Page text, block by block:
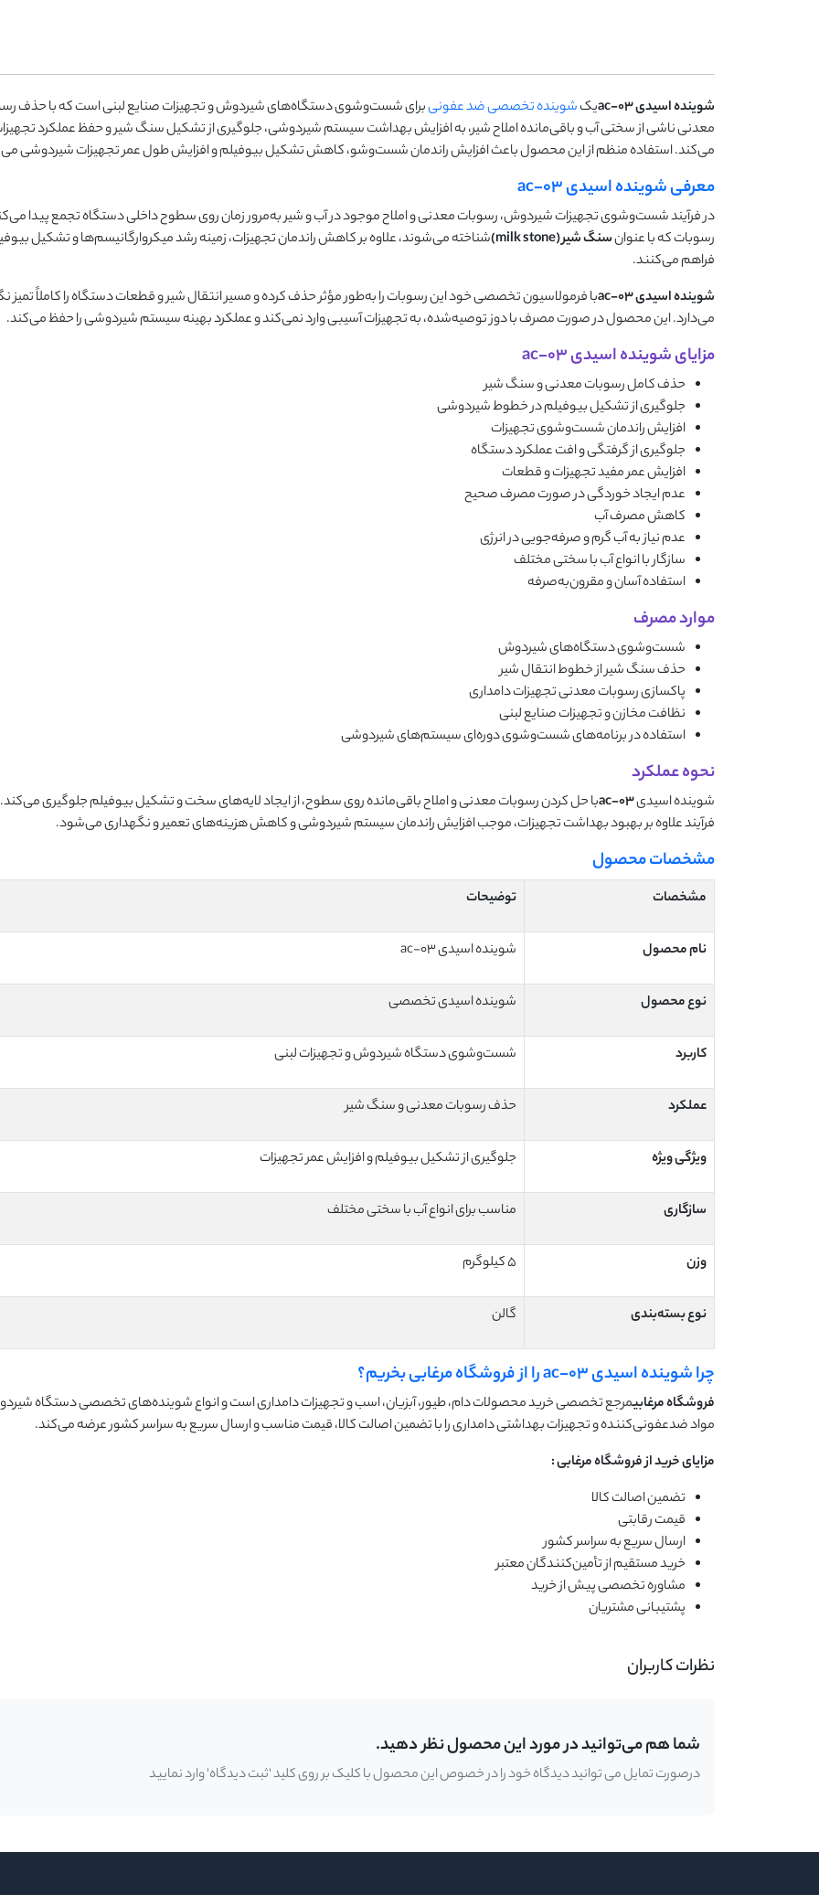
شوینده اسیدیac-03یکشوینده تخصصی ضد عفونیبرای شست‌وشوی دستگاه‌های شیردوش و تجهیزات صنایع لبنی است که با حذف
معدنی ناشی از سختی آب و باقی‌مانده املاح شیر، به افزایش بهداشت سیستم شیردوشی، جلوگیری از تشکیل سنگ شیر و حفظ عملکرد
می‌کند. استفاده منظم از این محصول باعث افزایش راندمان شست‌وشو، کاهش تشکیل بیوفیلم و افزایش طول عمر تجهیزات شیردوشی
معرفی شوینده اسیدی ac-03
در فرآیند شست‌وشوی تجهیزات شیردوش، رسوبات معدنی و املاح موجود در آب و شیر به‌مرور زمان روی سطوح داخلی دستگاه تجمع پیدا
رسوبات که با عنوانسنگ شیر(milk stone)
شناخته می‌شوند، علاوه بر کاهش راندمان تجهیزات، زمینه رشد میکروارگانیسم‌ها و تشکیل
فراهم می‌کنند.
شوینده اسیدیac-03با فرمولاسیون تخصصی خود این رسوبات را به‌طور مؤثر حذف کرده و مسیر انتقال شیر و قطعات دستگاه را کاملاً تمیز
می‌دارد. این محصول در صورت مصرف با دوز توصیه‌شده، به تجهیزات آسیبی وارد نمی‌کند و عملکرد بهینه سیستم شیردوشی را حفظ می‌کند.
مزایای شوینده اسیدی ac-03
حذف کامل رسوبات معدنی و سنگ شیر
جلوگیری از تشکیل بیوفیلم در خطوط شیردوشی
افزایش راندمان شست‌وشوی تجهیزات
جلوگیری از گرفتگی و افت عملکرد دستگاه
افزایش عمر مفید تجهیزات و قطعات
عدم ایجاد خوردگی در صورت مصرف صحیح
کاهش مصرف آب
عدم نیاز به آب گرم و صرفه‌جویی در انرژی
سازگار با انواع آب با سختی مختلف
استفاده آسان و مقرون‌به‌صرفه
موارد مصرف
شست‌وشوی دستگاه‌های شیردوش
حذف سنگ شیر از خطوط انتقال شیر
پاکسازی رسوبات معدنی تجهیزات دامداری
نظافت مخازن و تجهیزات صنایع لبنی
استفاده در برنامه‌های شست‌وشوی دوره‌ای سیستم‌های شیردوشی
نحوه عملکرد
شوینده اسیدیac-03با حل کردن رسوبات معدنی و املاح باقی‌مانده روی سطوح، از ایجاد لایه‌های سخت و تشکیل بیوفیلم جلوگیری
فرآیند علاوه بر بهبود بهداشت تجهیزات، موجب افزایش راندمان سیستم شیردوشی و کاهش هزینه‌های تعمیر و نگهداری می‌شود.
مشخصات محصول
مشخصات توضیحات
نام محصول شوینده اسیدی ac-03
نوع محصول شوینده اسیدی تخصصی
کاربرد شست‌وشوی دستگاه شیردوش و تجهیزات لبنی
عملکرد حذف رسوبات معدنی و سنگ شیر
ویژگی ویژه جلوگیری از تشکیل بیوفیلم و افزایش عمر تجهیزات
سازگاری مناسب برای انواع آب با سختی مختلف
وزن 5 کیلوگرم
نوع بسته‌بندی گالن
چرا شوینده اسیدی ac-03 را از فروشگاه مرغابی بخریم؟
فروشگاه مرغابیمرجع تخصصی خرید محصولات دام، طیور، آبزیان، اسب و تجهیزات دامداری است و انواع شوینده‌های تخصصی دستگاه
مواد ضدعفونی‌کننده و تجهیزات بهداشتی دامداری را با تضمین اصالت کالا، قیمت مناسب و ارسال سریع به سراسر کشور عرضه می‌کند.
مزایای خرید از فروشگاه مرغابی:
تضمین اصالت کالا
قیمت رقابتی
ارسال سریع به سراسر کشور
خرید مستقیم از تأمین‌کنندگان معتبر
مشاوره تخصصی پیش از خرید
پشتیبانی مشتریان
نظرات کاربران
شما هم می‌توانید در مورد این محصول نظر دهید.
درصورت تمایل می توانید دیدگاه خود را در خصوص این محصول با کلیک بر روی کلید 'ثبت دیدگاه' وارد نمایید